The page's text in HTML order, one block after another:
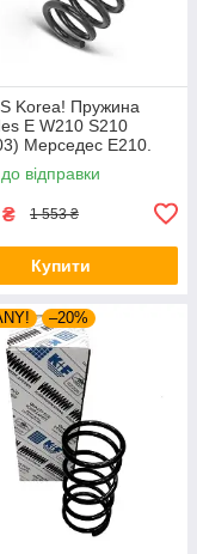
Korea! Пружина
E W210 S210
Мерседес Е210.
4056824 , RA1930 ,
Аксусс Корея
відправки
₴ 1 553 ₴
Купити
–20%